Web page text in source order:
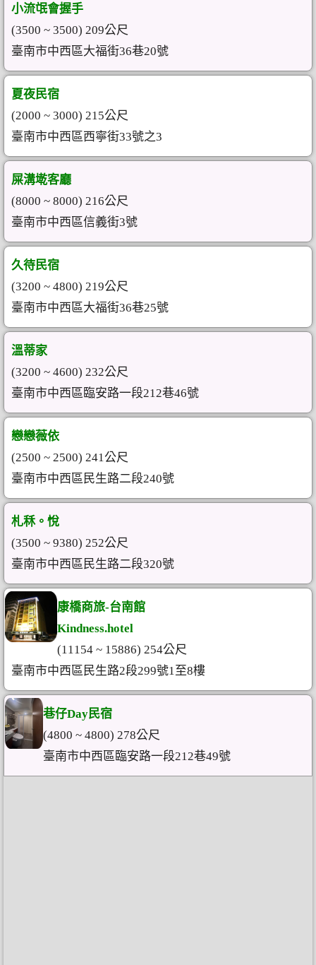
小流氓會握手
(3500 ~ 3500) 209公尺
臺南市中西區大福街36巷20號
夏夜民宿
(2000 ~ 3000) 215公尺
臺南市中西區西寧街33號之3
屎溝墘客廳
(8000 ~ 8000) 216公尺
臺南市中西區信義街3號
久待民宿
(3200 ~ 4800) 219公尺
臺南市中西區大福街36巷25號
溫蒂家
(3200 ~ 4600) 232公尺
臺南市中西區臨安路一段212巷46號
戀戀薇依
(2500 ~ 2500) 241公尺
臺南市中西區民生路二段240號
札秝。悅
(3500 ~ 9380) 252公尺
臺南市中西區民生路二段320號
康橋商旅-台南館
Kindness.hotel
(11154 ~ 15886) 254公尺
臺南市中西區民生路2段299號1至8樓
巷仔Day民宿
(4800 ~ 4800) 278公尺
臺南市中西區臨安路一段212巷49號